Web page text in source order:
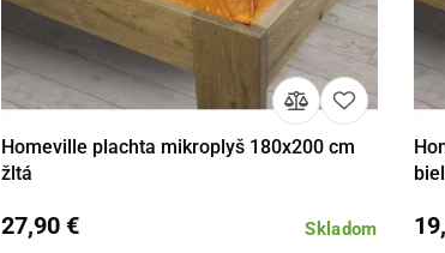
Detail Do košíka
Homeville plachta mikroplyš 180x200 cm
žltá
Skladom
27,90 €